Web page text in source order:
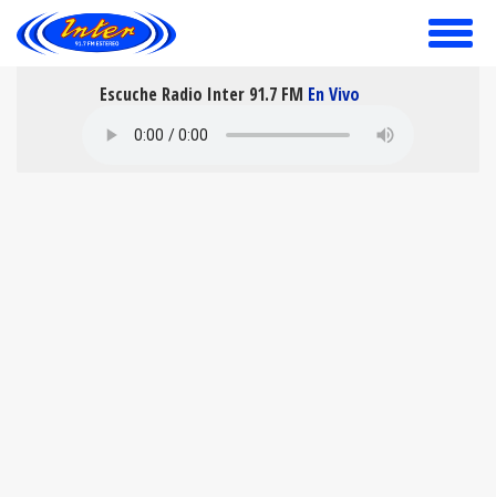
toggle
Escuche Radio Inter 91.7 FM En Vivo